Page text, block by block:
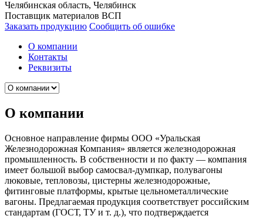
Челябинская область, Челябинск
Поставщик материалов ВСП
Заказать продукцию Сообщить об ошибке
О компании
Контакты
Реквизиты
О компании
Основное направление фирмы ООО «Уральская
Железнодорожная Компания» является железнодорожная
промышленность. В собственности и по факту — компания
имеет большой выбор самосвал-думпкар, полувагоны
люковые, тепловозы, цистерны железнодорожные,
фитинговые платформы, крытые цельнометаллические
вагоны. Предлагаемая продукция соответствует российским
стандартам (ГОСТ, ТУ и т. д.), что подтверждается